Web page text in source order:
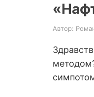
Автор: